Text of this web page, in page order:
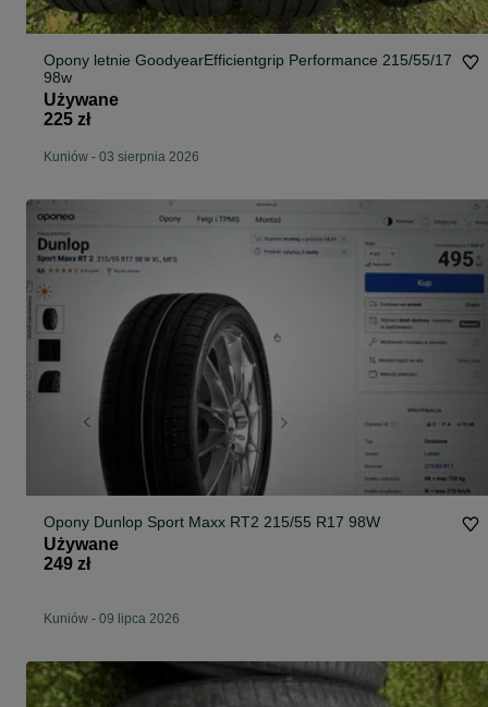
Opony letnie GoodyearEfficientgrip Performance 215/55/17
98w
Używane
225 zł
Kuniów - 03 sierpnia 2026
Opony Dunlop Sport Maxx RT2 215/55 R17 98W
Używane
249 zł
Kuniów - 09 lipca 2026